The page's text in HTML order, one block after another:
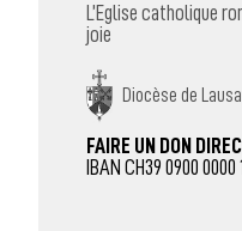
L’Eglise catholique
joie
Diocèse de
FAIRE UN DON
IBAN CH39 0900 0000